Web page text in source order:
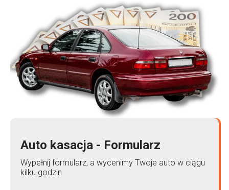
Auto kasacja - Formularz
Wypełnij formularz, a wycenimy Twoje auto w ciągu
kilku godzin